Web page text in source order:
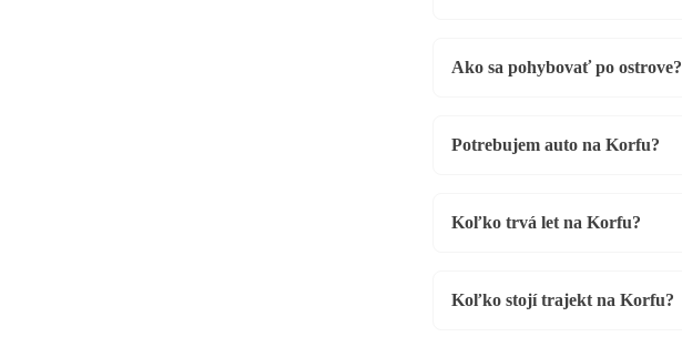
Ako sa pohybovať po ostrove?
Potrebujem auto na Korfu?
Koľko trvá let na Korfu?
Koľko stojí trajekt na Korfu?